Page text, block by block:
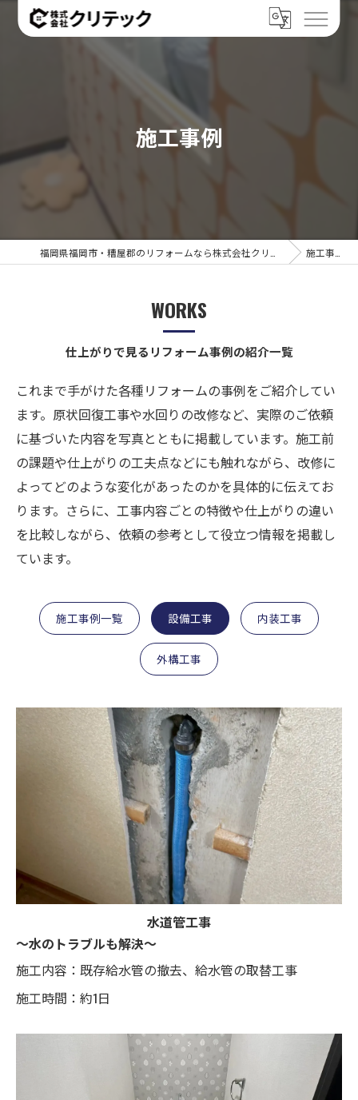
施工事例
施工事例
WORKS
仕上がりで見るリフォーム事例の紹介一覧
これまで手がけた各種リフォームの事例をご紹介してい
ます。原状回復工事や水回りの改修など、実際のご依頼
に基づいた内容を写真とともに掲載しています。施工前
の課題や仕上がりの工夫点などにも触れながら、改修に
よってどのような変化があったのかを具体的に伝えてお
ります。さらに、工事内容ごとの特徴や仕上がりの違い
を比較しながら、依頼の参考として役立つ情報を掲載し
ています。
施工事例一覧 設備工事 内装工事
外構工事
水道管工事
～水のトラブルも解決～
施工内容：既存給水管の撤去、給水管の取替工事
施工時間：約1日